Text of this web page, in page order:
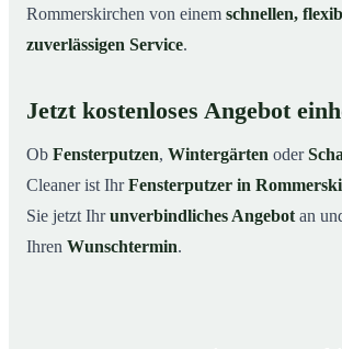
Rommerskirchen von einem schnellen,
zuverlässigen Service.
Jetzt kostenloses Angebot
Ob Fensterputzen, Wintergärten oder
Cleaner ist IhrFensterputzer in
Sie jetzt Ihrunverbindliches Angebot an
Ihren Wunschtermin.